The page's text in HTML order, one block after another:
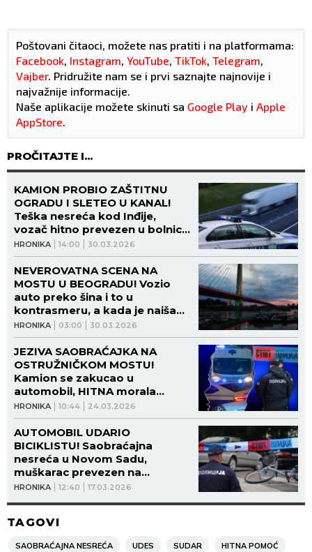
Poštovani čitaoci, možete nas pratiti i na platformama:
Facebook Instagram YouTube TikTok Telegram
Vajber. Pridružite nam se i prvi saznajte najnovije i
najvažnije informacije.
Naše aplikacije možete skinuti sa Google Play i Apple
AppStore
PROČITAJTE I...
HRONIKA 14:00 30.03.2026
KAMION PROBIO ZAŠTITNU
OGRADU I SLETEO U KANAL!
Teška nesreća kod Inđije,
vozač hitno prevezen u bolnicu!
(VIDEO)
HRONIKA 03:00 30.03.2026
NEVEROVATNA SCENA NA
MOSTU U BEOGRADU! Vozio
auto preko šina i to u
kontrasmeru, a kada je naišao
tramvaj - BESRAMNO URADIO
OVO!
HRONIKA 10:44 24.03.2026
JEZIVA SAOBRAĆAJKA NA
OSTRUŽNIČKOM MOSTU!
Kamion se zakucao u
automobil, HITNA morala
odmah da reaguje!
HRONIKA 12:40 17.03.2026
AUTOMOBIL UDARIO
BICIKLISTU! Saobraćajna
nesreća u Novom Sadu,
muškarac prevezen na
hirurgiju!
TAGOVI
SAOBRAĆAJNA NESREĆA UDES SUDAR HITNA POMOĆ